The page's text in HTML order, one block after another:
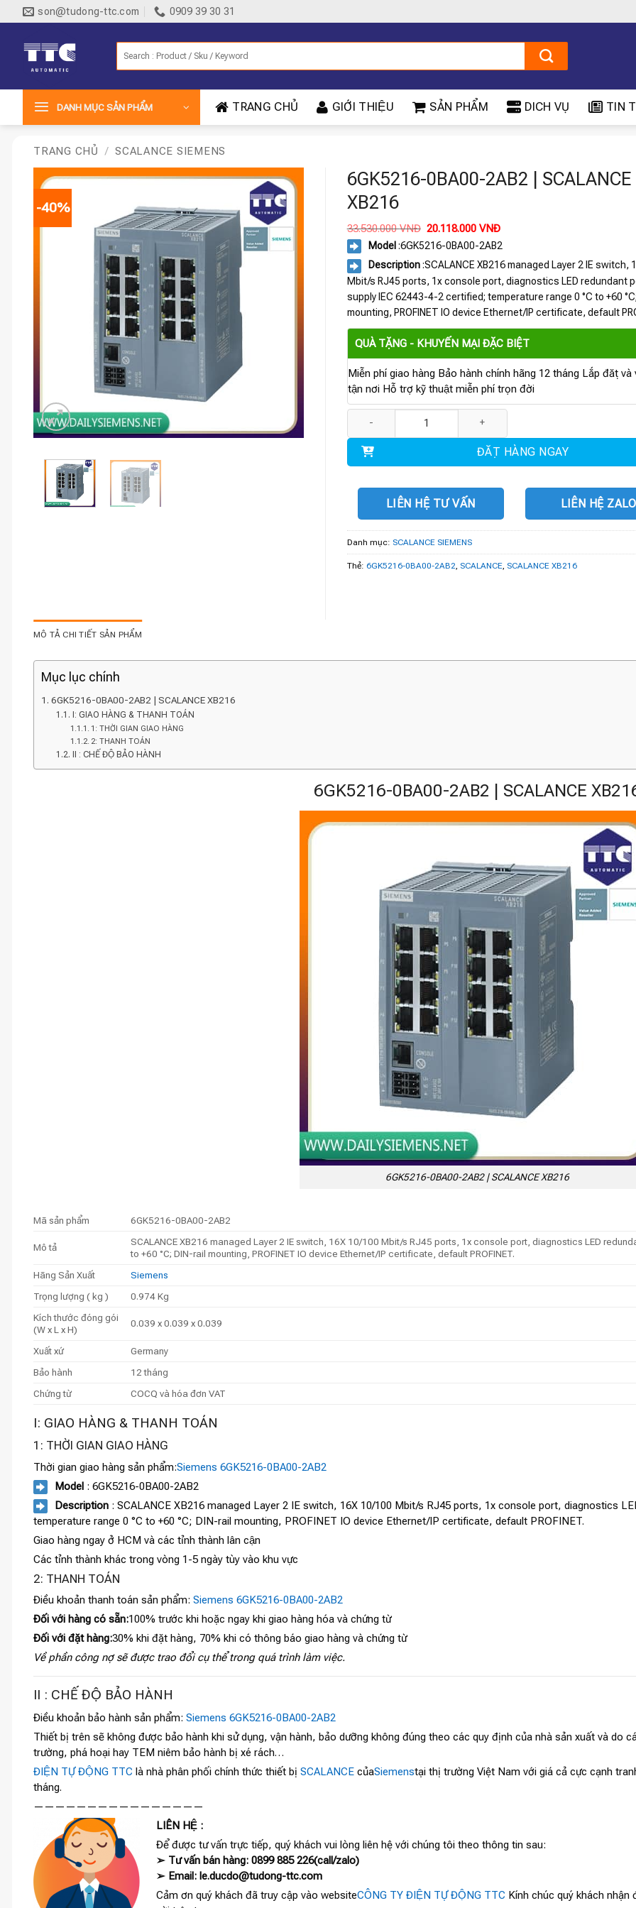
qua
son@tudong-ttc.com 0909 39 30 31
DANH MỤC SẢN PHẨM TRANG CHỦ GIỚI THIỆU SẢN PHẨM DICH VỤ TIN
TRANG CHỦ / SCALANCE SIEMENS
-40%
6GK5216-0BA00-2AB2 | SCALANCE
XB216
33.530.000VNĐ Giá
gốc
là:
33.530.000 VNĐ.
20.118.000VNĐGiá
hiện
tại
là:
20.118.000 VNĐ.
Model :6GK5216-0BA00-2AB2
Description:SCALANCE XB216 managed Layer 2 IE switch,
Mbit/s RJ45 ports, 1x console port, diagnostics LED redundant
supply IEC 62443-4-2 certified; temperature range 0 °C to +60
mounting, PROFINET IO device Ethernet/IP certificate, default
QUÀ TẶNG - KHUYẾN MẠI ĐẶC BIỆT
Miễn phí giao hàng Bảo hành chính hãng 12 tháng Lắp đặt và
tận nơi Hỗ trợ kỹ thuật miễn phí trọn đời
ĐẶT HÀNG NGAY
LIÊN HỆ TƯ VẤN LIÊN HỆ ZALO
Danh mục: SCALANCE SIEMENS
Thẻ: 6GK5216-0BA00-2AB2 SCALANCE, SCALANCE XB216
MÔ TẢ CHI TIẾT SẢN PHẨM
Mục lục chính
6GK5216-0BA00-2AB2 | SCALANCE XB216
I: GIAO HÀNG & THANH TOÁN
1: THỜI GIAN GIAO HÀNG
2: THANH TOÁN
II : CHẾ ĐỘ BẢO HÀNH
6GK5216-0BA00-2AB2 | SCALANCE
6GK5216-0BA00-2AB2 | SCALANCE XB216
Mã sản phẩm 6GK5216-0BA00-2AB2
Mô tả
SCALANCE XB216 managed Layer 2 IE switch, 16X 10/100 Mbit/s RJ45 ports, 1x console port, diagnostics LED
to +60 °C; DIN-rail mounting, PROFINET IO device Ethernet/IP certificate, default PROFINET.
Hãng Sản Xuất
Siemens
Trọng lượng ( kg )
0.974 Kg
Kích thước đóng gói
(W x L x H)
0.039 x 0.039 x 0.039
Xuất xứ
Germany
Bảo hành
12 tháng
Chứng từ
COCQ và hóa đơn VAT
I: GIAO HÀNG & THANH TOÁN
1: THỜI GIAN GIAO HÀNG
Thời gian giao hàng sản phẩm:Siemens 6GK5216-0BA00-2AB2
Model : 6GK5216-0BA00-2AB2
Description : SCALANCE XB216 managed Layer 2 IE switch, 16X 10/100 Mbit/s RJ45 ports, 1x console port, diagnostics
temperature range 0 °C to +60 °C; DIN-rail mounting, PROFINET IO device Ethernet/IP certificate, default PROFINET.
Giao hàng ngay ở HCM và các tỉnh thành lân cận
Các tỉnh thành khác trong vòng 1-5 ngày tùy vào khu vực
2: THANH TOÁN
Điều khoản thanh toán sản phẩm: Siemens 6GK5216-0BA00-2AB2
Đối với hàng có sẵn:100% trước khi hoặc ngay khi giao hàng hóa và chứng từ
Đối với đặt hàng:30% khi đặt hàng, 70% khi có thông báo giao hàng và chứng từ
Về phần công nợ sẽ được trao đổi cụ thể trong quá trình làm việc.
II : CHẾ ĐỘ BẢO HÀNH
Điều khoản bảo hành sản phẩm: Siemens 6GK5216-0BA00-2AB2
Thiết bị trên sẽ không được bảo hành khi sử dụng, vận hành, bảo dưỡng không đúng theo các quy định của nhà sản xuất và do
trường, phá hoại hay TEM niêm bảo hành bị xé rách…
ĐIỆN TỰ ĐỘNG TTC là nhà phân phối chính thức thiết bị SCALANCE củaSiemenstại thị trường Việt Nam với giá cả cực cạnh
tháng.
————————————————
LIÊN HỆ :
Để được tư vấn trực tiếp, quý khách vui lòng liên hệ với chúng tôi theo thông tin sau:
➢ Tư vấn bán hàng: 0899 885 226(call/zalo)
➢ Email: le.ducdo@tudong-ttc.com
Cảm ơn quý khách đã truy cập vào websiteCÔNG TY ĐIỆN TỰ ĐỘNG TTC Kính chúc quý khách